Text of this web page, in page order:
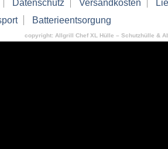
Datenschutz Versandkosten
Batterieentsorgung
copyright: Allgrill Chef XL Hülle – Schutzhülle &